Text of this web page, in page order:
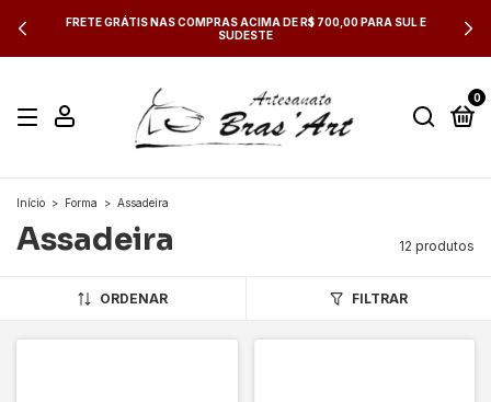
FRETE GRÁTIS NAS COMPRAS ACIMA DE R$ 700,00 PARA SUL E
SUDESTE
0
Início > Forma > Assadeira
Assadeira 12 produtos
ORDENAR FILTRAR